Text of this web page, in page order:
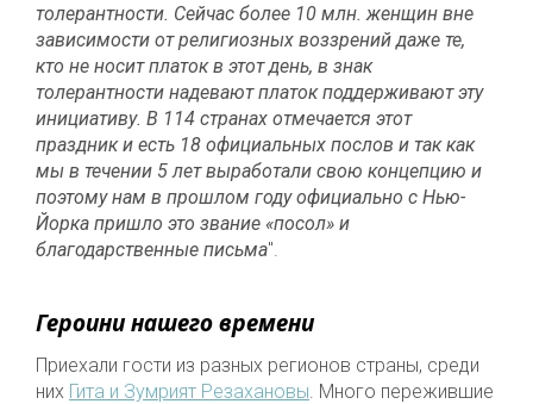
толерантности. Сейчас более 10 млн. женщин вне
зависимости от религиозных воззрений даже те,
кто не носит платок в этот день, в знак
толерантности надевают платок поддерживают эту
инициативу. В 114 странах отмечается этот
праздник и есть 18 официальных послов и так как
мы в течении 5 лет выработали свою концепцию и
поэтому нам в прошлом году официально с Нью-
Йорка пришло это звание «посол» и
благодарственные письма".
Героини нашего времени
Приехали гости из разных регионов страны, среди
них Гита и Зумрият Резахановы . Много пережившие